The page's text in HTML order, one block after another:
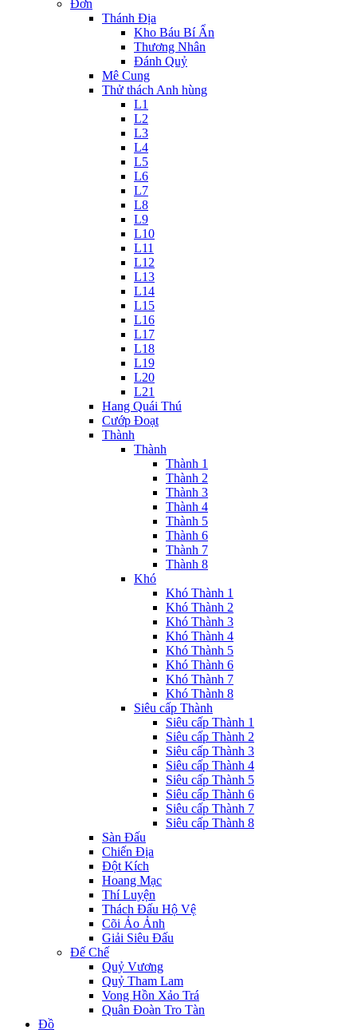
Đơn
Thánh Địa
Kho Báu Bí Ẩn
Thương Nhân
Đánh Quỷ
Mê Cung
Thử thách Anh hùng
L1
L2
L3
L4
L5
L6
L7
L8
L9
L10
L11
L12
L13
L14
L15
L16
L17
L18
L19
L20
L21
Hang Quái Thú
Cướp Đoạt
Thành
Thành
Thành 1
Thành 2
Thành 3
Thành 4
Thành 5
Thành 6
Thành 7
Thành 8
Khó
Khó Thành 1
Khó Thành 2
Khó Thành 3
Khó Thành 4
Khó Thành 5
Khó Thành 6
Khó Thành 7
Khó Thành 8
Siêu cấp Thành
Siêu cấp Thành 1
Siêu cấp Thành 2
Siêu cấp Thành 3
Siêu cấp Thành 4
Siêu cấp Thành 5
Siêu cấp Thành 6
Siêu cấp Thành 7
Siêu cấp Thành 8
Sàn Đấu
Chiến Địa
Đột Kích
Hoang Mạc
Thí Luyện
Thách Đấu Hộ Vệ
Cõi Ảo Ảnh
Giải Siêu Đấu
Đế Chế
Quỷ Vương
Quỷ Tham Lam
Vong Hồn Xảo Trá
Quân Đoàn Tro Tàn
Đồ